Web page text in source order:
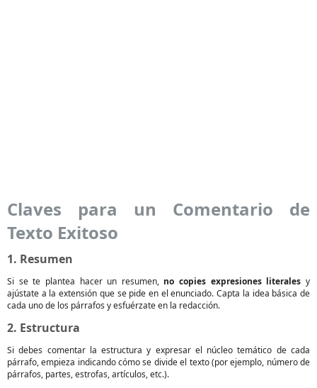
Claves para un Comentario de
Texto Exitoso
1. Resumen
Si se te plantea hacer un resumen, no copies expresiones literales y
ajústate a la extensión que se pide en el enunciado. Capta la idea básica de
cada uno de los párrafos y esfuérzate en la redacción.
2. Estructura
Si debes comentar la estructura y expresar el núcleo temático de cada
párrafo, empieza indicando cómo se divide el texto (por ejemplo, número de
párrafos, partes, estrofas, artículos, etc.).